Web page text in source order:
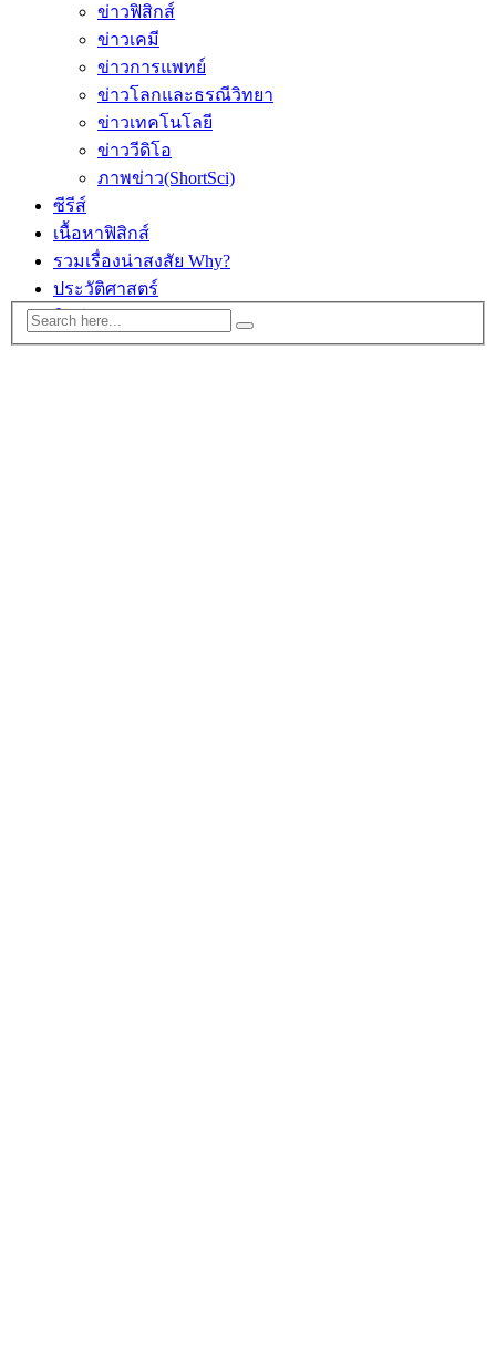
ข่าวฟิสิกส์
ข่าวเคมี
ข่าวการแพทย์
ข่าวโลกและธรณีวิทยา
ข่าวเทคโนโลยี
ข่าววีดิโอ
ภาพข่าว(ShortSci)
ซีรีส์
เนื้อหาฟิสิกส์
รวมเรื่องน่าสงสัย Why?
ประวัติศาสตร์
ติดต่อ